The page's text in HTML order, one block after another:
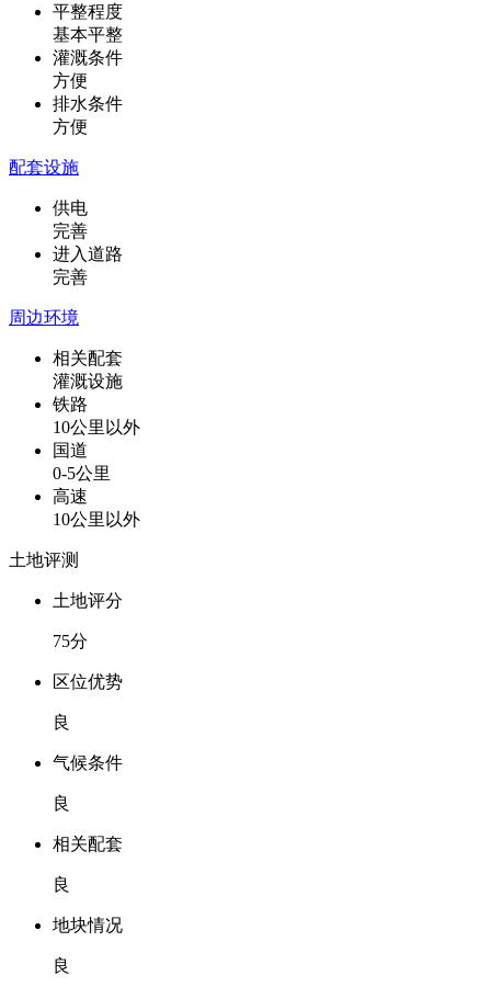
平整程度
基本平整
灌溉条件
方便
排水条件
方便
配套设施
供电
完善
进入道路
完善
周边环境
相关配套
灌溉设施
铁路
10公里以外
国道
0-5公里
高速
10公里以外
土地评测
土地评分
75分
区位优势
良
气候条件
良
相关配套
良
地块情况
良